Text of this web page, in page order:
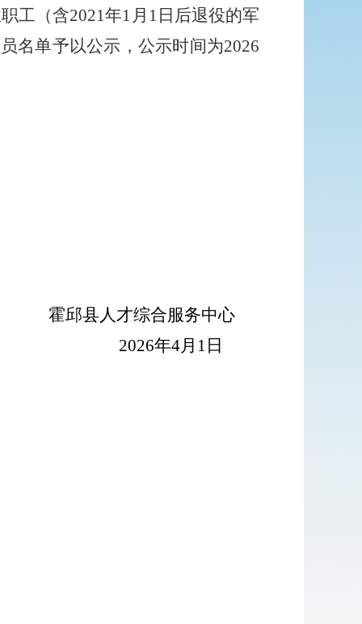
工（含2021年1 月 1 日后退役的军
名单予以公示，公示时间为2026
霍邱县人才综合服务中心
2026年4月 1 日